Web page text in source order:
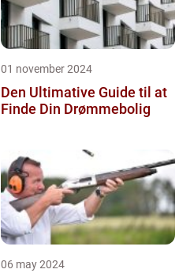
01 november 2024
Den Ultimative Guide til at
Finde Din Drømmebolig
06 may 2024